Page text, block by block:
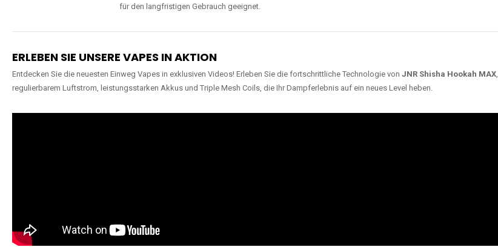
für den langfristigen Gebrauch geeignet.
ERLEBEN SIE UNSERE VAPES IN AKTION
Entdecken Sie die neuesten Einweg Vapes in exklusiven Videos! Erleben Sie die fortschrittliche Technologie von JNR Shisha Hookah MAX,
regulierbarem Luftstrom, leistungsstarken Akkus und Triple Mesh Coils, die Ihr Dampferlebnis auf ein neues Level heben.